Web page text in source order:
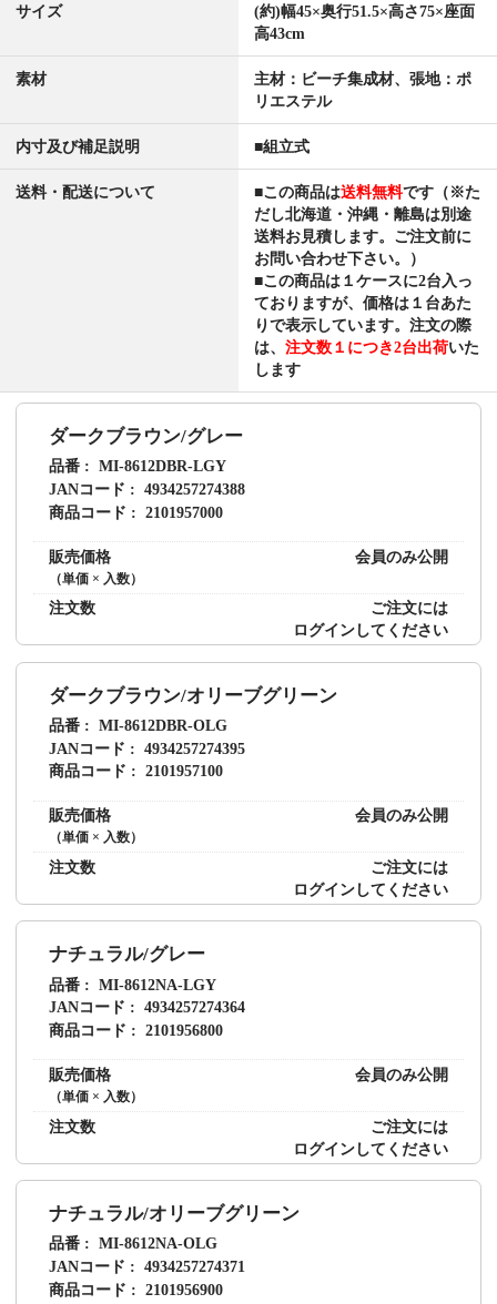
サイズ
(約)幅45×奥行51.5×高さ75×座面
高43cm
素材
主材：ビーチ集成材、張地：ポ
リエステル
内寸及び補足説明 ■組立式
送料・配送について ■この商品は送料無料です（※た
だし北海道・沖縄・離島は別途
送料お見積します。ご注文前に
お問い合わせ下さい。）
■この商品は１ケースに2台入っ
ておりますが、価格は１台あた
りで表示しています。注文の際
は、注文数１につき2台出荷いた
します
ダークブラウン/グレー
品番
MI-8612DBR-LGY
JANコード
4934257274388
商品コード
2101957000
販売価格
（単価 × 入数）
会員のみ公開
注文数
ご注文には
ログインしてください
ダークブラウン/オリーブグリーン
品番
MI-8612DBR-OLG
JANコード
4934257274395
商品コード
2101957100
販売価格
（単価 × 入数）
会員のみ公開
注文数
ご注文には
ログインしてください
ナチュラル/グレー
品番
MI-8612NA-LGY
JANコード
4934257274364
商品コード
2101956800
販売価格
（単価 × 入数）
会員のみ公開
注文数
ご注文には
ログインしてください
ナチュラル/オリーブグリーン
品番
MI-8612NA-OLG
JANコード
4934257274371
商品コード
2101956900